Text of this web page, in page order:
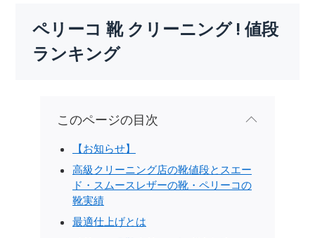
ペリーコ 靴 クリーニング ! 値段
ランキング
このページの目次
【お知らせ】
高級クリーニング店の靴値段とスエー
ド・スムースレザーの靴・ペリーコの
靴実績
最適仕上げとは